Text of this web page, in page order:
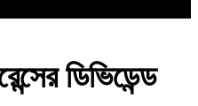
ডিভিডেন্ড